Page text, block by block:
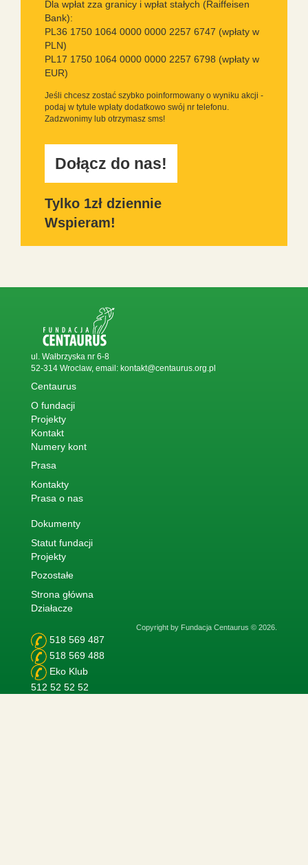
Dla wpłat zza granicy i wpłat stałych (Raiffeisen
Bank):
PL36 1750 1064 0000 0000 2257 6747 (wpłaty w
PLN)
PL17 1750 1064 0000 0000 2257 6798 (wpłaty w
EUR)
Jeśli chcesz zostać szybko poinformowany o wyniku akcji -
podaj w tytule wpłaty dodatkowo swój nr telefonu.
Zadzwonimy lub otrzymasz sms!
Dołącz do nas!
Tylko 1zł dziennie
Wspieram!
ul. Wałbrzyska nr 6-8
52-314 Wroclaw, email: kontakt@centaurus.org.pl
Centaurus
O fundacji
Projekty
Kontakt
Numery kont
Prasa
Kontakty
Prasa o nas
Dokumenty
Statut fundacji
Projekty
Pozostałe
Strona główna
Działacze
Copyright by Fundacja Centaurus © 2026.
518 569 487
518 569 488
Eko Klub
512 52 52 52